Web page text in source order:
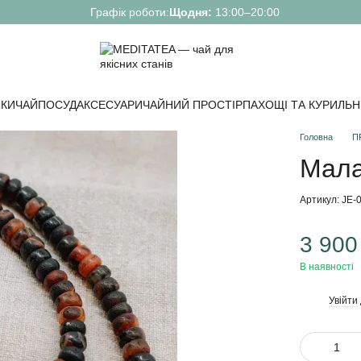
Графік роботи:Щодня: 13:00–20:00
ЧАЙПОСУДАКСЕСУАРИЧАЙНИЙ ПРОСТІРПАХОЩІ ТА
Головна
Артикул: JE-
3 900
В наявності
Увійти